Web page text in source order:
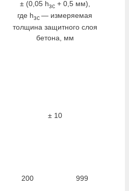
± (0,05 hзс+ 0,5 мм),
где hзс — измеряемая
толщина защитного слоя
бетона, мм
± 10
200 999